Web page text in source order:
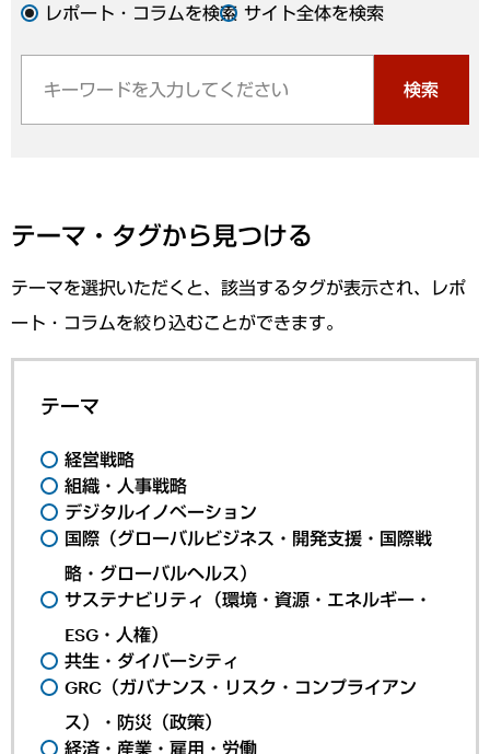
レポート・コラムを検索 サイト全体を検索
検索
テーマ・タグから見つける
テーマを選択いただくと、該当するタグが表示され、レポ
ート・コラムを絞り込むことができます。
テーマ
経営戦略
組織・人事戦略
デジタルイノベーション
国際（グローバルビジネス・開発支援・国際戦
略・グローバルヘルス）
サステナビリティ（環境・資源・エネルギー・
ESG・人権）
共生・ダイバーシティ
GRC（ガバナンス・リスク・コンプライアン
ス）・防災（政策）
経済・産業・雇用・労働